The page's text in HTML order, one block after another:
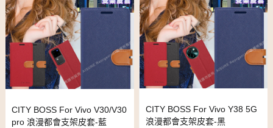
CITY BOSS For Vivo V30/V30
pro 浪漫都會支架皮套-藍
CITY BOSS For Vivo Y38 5G
浪漫都會支架皮套-黑